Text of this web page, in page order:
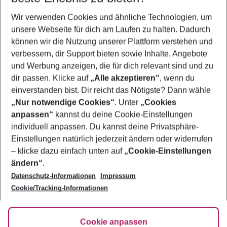
2 Erwachsene Keine Kinder
Mehr Filter anzeigen
Footer
Footer navigation
Über uns
AGB
Bestpreisgarantie
Cookie-Einstellungen ändern
Cookie-Richtlinie
Agenturbetreuung
Barrierefreies Reisen
FAQ
HanseMerkur Reiseversicherung
Folge uns
Wir verwenden Cookies und ähnliche Technologien, um
unsere Webseite für dich am Laufen zu halten. Dadurch
können wir die Nutzung unserer Plattform verstehen und
verbessern, dir Support bieten sowie Inhalte, Angebote
und Werbung anzeigen, die für dich relevant sind und zu
dir passen. Klicke auf „Alle akzeptieren“, wenn du
einverstanden bist. Dir reicht das Nötigste? Dann wähle
„Nur notwendige Cookies“. Unter „Cookies
anpassen“ kannst du deine Cookie-Einstellungen
individuell anpassen. Du kannst deine Privatsphäre-
Einstellungen natürlich jederzeit ändern oder widerrufen
– klicke dazu einfach unten auf „Cookie-Einstellungen
ändern“.
Datenschutz-Informationen
Impressum
Cookie/Tracking-Informationen
Cookie anpassen